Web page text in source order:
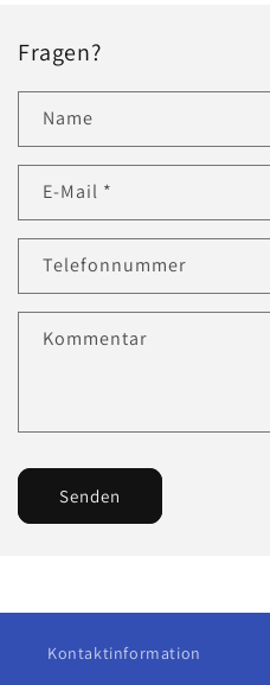
Fragen?
Name
E-Mail *
Telefonnummer
Kommentar
Senden
Kontaktinformation